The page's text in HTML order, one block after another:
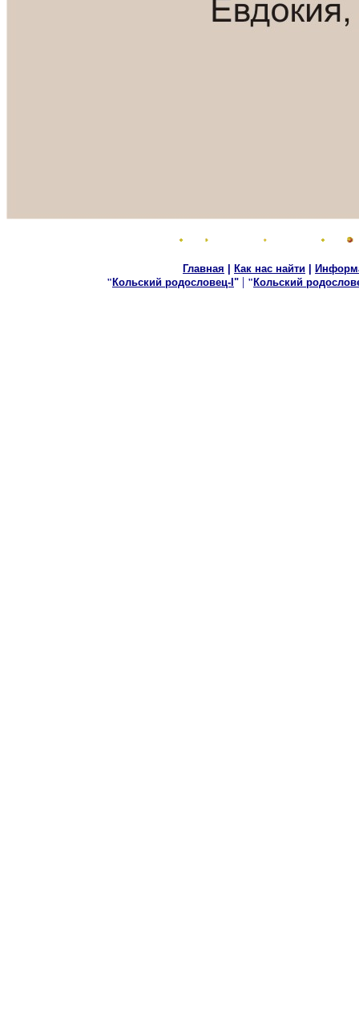
Главная Как нас найти
" Кольский родословец-I " | " Кольский